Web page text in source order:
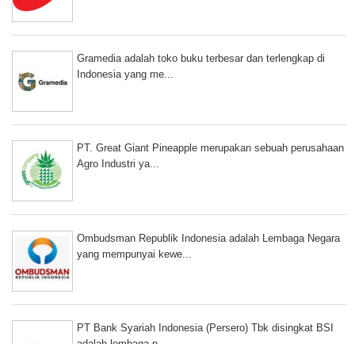
Gramedia adalah toko buku terbesar dan terlengkap di
Indonesia yang me...
PT. Great Giant Pineapple merupakan sebuah perusahaan
Agro Industri ya...
Ombudsman Republik Indonesia adalah Lembaga Negara
yang mempunyai kewe...
PT Bank Syariah Indonesia (Persero) Tbk disingkat BSI